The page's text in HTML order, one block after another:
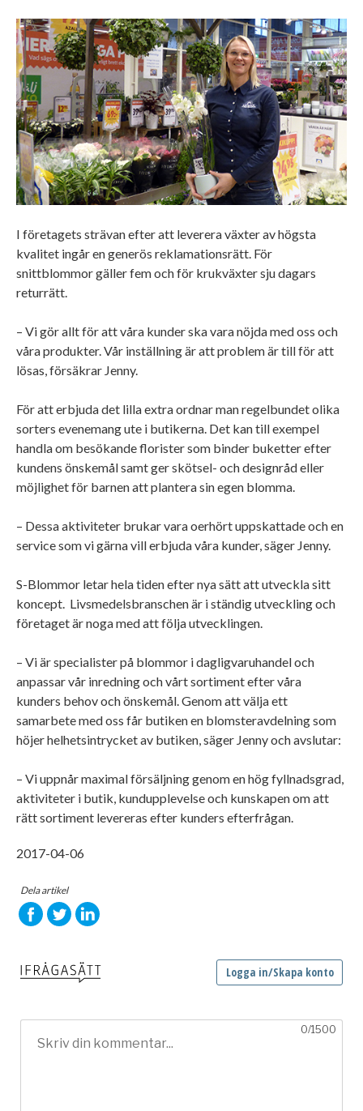
I företagets strävan efter att leverera växter av högsta
kvalitet ingår en generös reklamationsrätt. För
snittblommor gäller fem och för krukväxter sju dagars
returrätt.
– Vi gör allt för att våra kunder ska vara nöjda med oss och
våra produkter. Vår inställning är att problem är till för att
lösas, försäkrar Jenny.
För att erbjuda det lilla extra ordnar man regelbundet olika
sorters evenemang ute i butikerna. Det kan till exempel
handla om besökande florister som binder buketter efter
kundens önskemål samt ger skötsel- och designråd eller
möjlighet för barnen att plantera sin egen blomma.
– Dessa aktiviteter brukar vara oerhört uppskattade och en
service som vi gärna vill erbjuda våra kunder, säger Jenny.
S-Blommor letar hela tiden efter nya sätt att utveckla sitt
koncept. Livsmedelsbranschen är i ständig utveckling och
företaget är noga med att följa utvecklingen.
– Vi är specialister på blommor i dagligvaruhandel och
anpassar vår inredning och vårt sortiment efter våra
kunders behov och önskemål. Genom att välja ett
samarbete med oss får butiken en blomsteravdelning som
höjer helhetsintrycket av butiken, säger Jenny och avslutar:
– Vi uppnår maximal försäljning genom en hög fyllnadsgrad,
aktiviteter i butik, kundupplevelse och kunskapen om att
rätt sortiment levereras efter kunders efterfrågan.
2017-04-06
Dela artikel